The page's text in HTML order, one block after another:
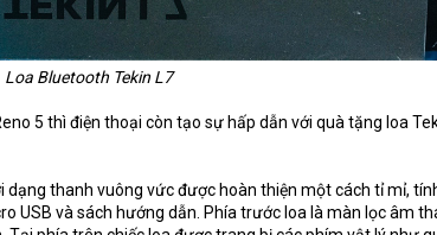
Loa Bluetooth Tekin L7
5 thì điện thoại còn tạo sự hấp dẫn với quà tặng loa
dạng thanh vuông vức được hoàn thiện một cách tỉ mỉ,
USB và sách hướng dẫn. Phía trước loa là màn lọc âm